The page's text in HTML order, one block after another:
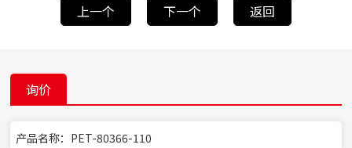
上一个 下一个 返回
询价